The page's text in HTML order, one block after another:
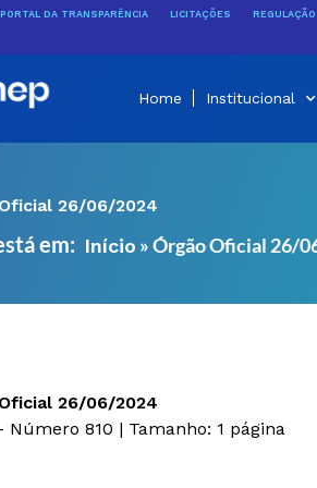
PORTAL DA TRANSPARÊNCIA LICITAÇÕES
Home Institucional
26/06/2024
em: Início »Órgão Oficial 26/
26/06/2024
Número 810 | Tamanho: 1 página